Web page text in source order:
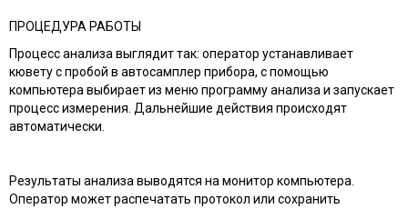
ПРОЦЕДУРА РАБОТЫ
Процесс анализа выглядит так: оператор устанавливает
кювету с пробой в автосамплер прибора, с помощью
компьютера выбирает из меню программу анализа и запускает
процесс измерения. Дальнейшие действия происходят
автоматически.
Результаты анализа выводятся на монитор компьютера.
Оператор может распечатать протокол или сохранить